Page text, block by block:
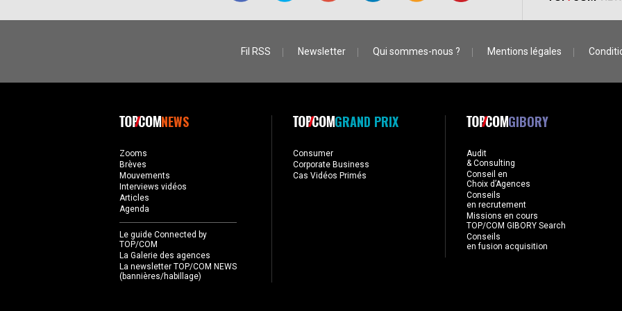
Fil RSS Newsletter Qui sommes-nous ? Mentions légales
NEWS
Zooms
Brèves
Mouvements
Interviews vidéos
Articles
Agenda
Le guide Connected by
TOP/COM
La Galerie des agences
La newsletter TOP/COM NEWS
(bannières/habillage)
GRAND PRIX
Consumer
Corporate Business
Cas Vidéos Primés
GIBORY
Audit
& Consulting
Conseil en
Choix d’Agences
Conseils
en recrutement
Missions en cours
TOP/COM GIBORY Search
Conseils
en fusion acquisition